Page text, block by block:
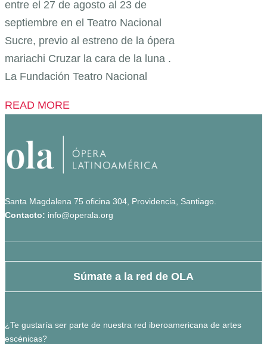
entre el 27 de agosto al 23 de
septiembre en el Teatro Nacional
Sucre, previo al estreno de la ópera
mariachi Cruzar la cara de la luna .
La Fundación Teatro Nacional
READ MORE
Santa Magdalena 75 oficina 304, Providencia, Santiago.
Contacto: info@operala.org
Súmate a la red de OLA
¿Te gustaría ser parte de nuestra red iberoamericana de artes
escénicas?